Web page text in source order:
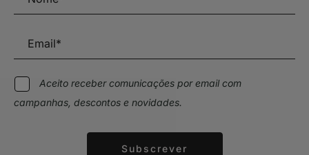
Aceito receber comunicações por email com
campanhas, descontos e novidades.
Subscrever